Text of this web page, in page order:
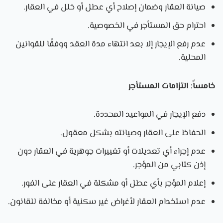
صيانة العقار وضمان إصلاح أي عطل أو خلل في العقار.
احترام حق المستأجر في الخصوصية.
عدم رفع الإيجار إلا بعد انتهاء مدة العقد ووفقًا للقوانين
المحلية.
خامساً: التزامات المستأجر
دفع الإيجار في المواعيد المحددة.
الحفاظ على العقار وصيانته بشكل معقول.
عدم إجراء أي تعديلات أو تغييرات جوهرية في العقار دون
إذن كتابي من المؤجر.
إعلام المؤجر بأي عطل أو مشكلة في العقار على الفور.
عدم استخدام العقار لأغراض غير سكنية أو مخالفة للقانون.